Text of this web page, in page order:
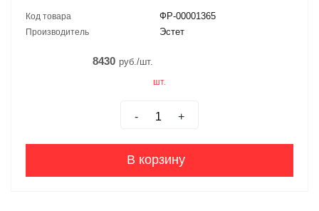
Код товара ФР-00001365
Производитель Эстет
8430 руб./шт.
шт.
- +
В корзину